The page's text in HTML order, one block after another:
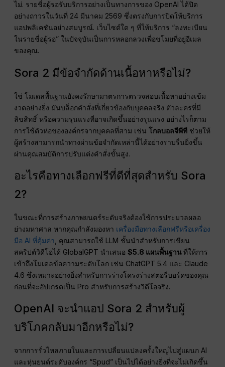
ไม่. รายชื่อผู้รอรับบริการอย่างเป็นทางการของ OpenAI ได้ปิด
อย่างถาวรในวันที่ 24 มีนาคม 2569 ซึ่งตรงกับการปิดให้บริการ
แอปพลิเคชันอย่างสมบูรณ์. เว็บไซต์ใด ๆ ที่ให้บริการ “ลงทะเบียน
ในรายชื่อผู้รอ” ในปัจจุบันเป็นการหลอกลวงเพื่อขโมยที่อยู่อีเมล
ของคุณ.
Sora 2 มีข้อจำกัดด้านเนื้อหาหรือไม่?
ใช่ โมเดลพื้นฐานยังคงรักษามาตรการตรวจสอบเนื้อหาอย่างเข้ม
งวดอย่างยิ่ง มันบล็อกคำสั่งที่เกี่ยวข้องกับบุคคลจริง ตัวละครที่มี
ลิขสิทธิ์ หรือความรุนแรงที่อาจเกิดขึ้นอย่างรุนแรง อย่างไรก็ตาม
การใช้ตัวห่อขององค์กรจากบุคคลที่สาม เช่นโกลบอลจีพีที ช่วยให้
ผู้สร้างสามารถนำทางผ่านข้อจำกัดเหล่านี้ได้อย่างราบรื่นยิ่งขึ้น
ผ่านคุณสมบัติการปรับแต่งคำสั่งขั้นสูง.
อะไรคือทางเลือกฟรีที่ดีที่สุดสำหรับ Sora
2?
ในขณะที่การสร้างภาพยนตร์ระดับจริงต้องใช้การประมวลผลอ
ย่างมหาศาล หากคุณกำลังมองหา เครื่องมือทางเลือกฟรีหรือเครื่อง
มือ AI ที่คุ้มค่า , คุณสามารถใช้ LLM ชั้นนำสำหรับการเขียน
สคริปต์วิดีโอได้ GlobalGPT นำเสนอ$5.8 แผนพื้นฐานที่ให้การ
เข้าถึงโมเดลข้อความระดับโลก เช่น ChatGPT 5.4 และ Claude
4.6 ซึ่งเหมาะอย่างยิ่งสำหรับการร่างโครงร่างสตอรี่บอร์ดของคุณ
ก่อนที่จะอัปเกรดเป็น Pro สำหรับการสร้างวิดีโอจริง.
OpenAI จะนำแอป Sora 2 สำหรับผู้
บริโภคกลับมาอีกหรือไม่?
จากการรั่วไหลภายในและการเปลี่ยนแปลงครั้งใหญ่ไปสู่แผนก AI
และหุ่นยนต์ระดับองค์กร “Spud” เป็นไปได้อย่างยิ่งที่จะไม่เกิดขึ้น